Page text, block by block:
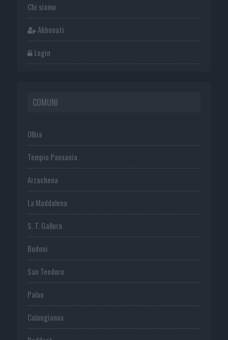
Chi siamo
Abbonati
Login
COMUNI
Olbia
Tempio Pausania
Arzachena
La Maddalena
S. T. Gallura
Budoni
San Teodoro
Palau
Calangianus